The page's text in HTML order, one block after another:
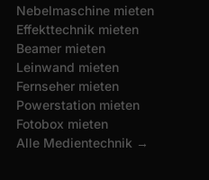
Nebelmaschine mieten
Effekttechnik mieten
Beamer mieten
Leinwand mieten
Fernseher mieten
Powerstation mieten
Fotobox mieten
Alle Medientechnik →